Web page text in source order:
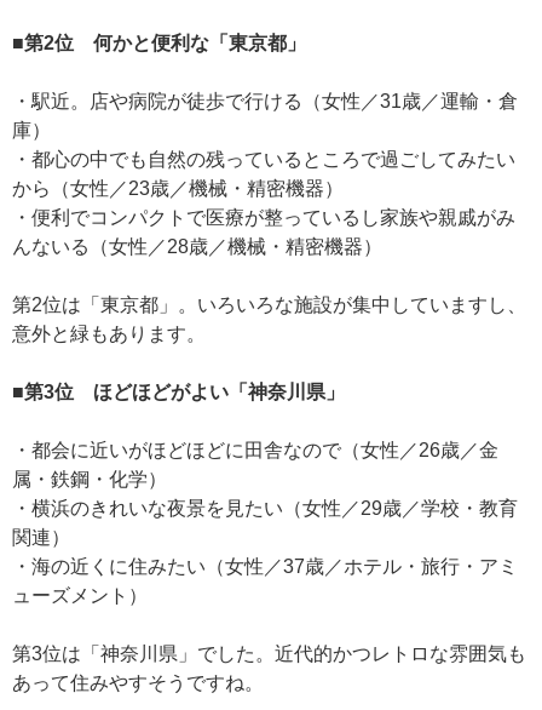
■第2位 何かと便利な「東京都」
・駅近。店や病院が徒歩で行ける（女性／31歳／運輸・倉
庫）
・都心の中でも自然の残っているところで過ごしてみたい
から（女性／23歳／機械・精密機器）
・便利でコンパクトで医療が整っているし家族や親戚がみ
んないる（女性／28歳／機械・精密機器）
第2位は「東京都」。いろいろな施設が集中していますし、
意外と緑もあります。
■第3位 ほどほどがよい「神奈川県」
・都会に近いがほどほどに田舎なので（女性／26歳／金
属・鉄鋼・化学）
・横浜のきれいな夜景を見たい（女性／29歳／学校・教育
関連）
・海の近くに住みたい（女性／37歳／ホテル・旅行・アミ
ューズメント）
第3位は「神奈川県」でした。近代的かつレトロな雰囲気も
あって住みやすそうですね。